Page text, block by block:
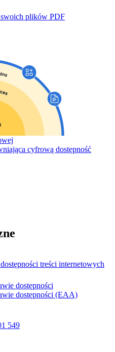
swoich plików PDF
cyfrową dostępność
treści internetowych
dostępności
dostępności (EAA)
549